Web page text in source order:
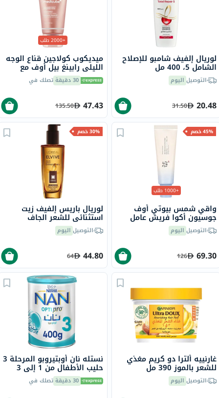
لوريال إلفيف شامبو للإصلاح
الشامل 5، 400 مل
التوصيل اليوم
20.48
31.50
+2000 طلب
ميديكوب كولاجين قناع الوجه
الليلي رابينغ بيل أوف مع
النياسيناميد والسيراميد 75
مل 30 دقيقة تصلك في
47.43
135.50
45% خصم
+1000 طلب
واقي شمس بيوتي أوف
جوسيون أكوا فريش عامل
PA++++، 50 مل
التوصيل اليوم
69.30
126
30% خصم
لوريال باريس إلفيف زيت
استثنائي للشعر الجاف
والتالف 100 مل
التوصيل اليوم
44.80
64
غارنييه ألترا دو كريم مغذي
للشعر بالموز 390 مل
التوصيل اليوم
نستله نان أوبتيروبو المرحلة 3
حليب الأطفال من 1 إلى 3
سنوات 400 جرام30 دقيقة تصلك في